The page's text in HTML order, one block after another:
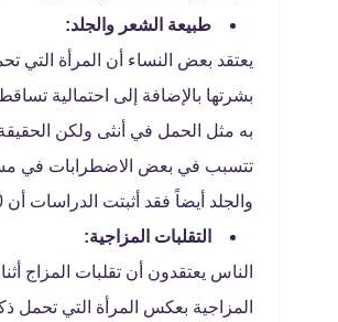
طبيعة الشعر والجلد:
يعتقد بعض النساء أن المرأة
بشرتها بالإضافة إلى احتمالية
به مثل الحمل في أنثى ولكن
تتسبب في بعض الاضطرابات في
والجلد أيضاً فقد أثبتت الدراسات أن 90% من النساء الحوامل يعانون من مشاكل في الجلد والشعر.
التقلبات المزاجية:
الناس يعتقدون أن تقلبات المزاج
المزاجية بعكس المرأة التي تحمل